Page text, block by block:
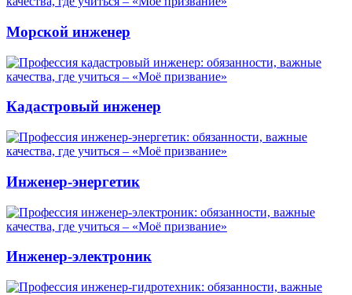
Морской инженер
Кадастровый инженер
Инженер-энергетик
Инженер-электроник